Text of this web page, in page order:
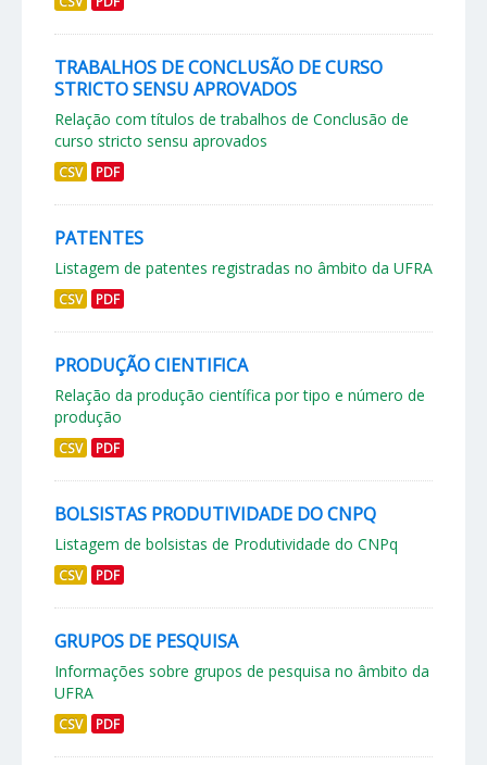
TRABALHOS DE CONCLUSÃO DE CURSO
STRICTO SENSU APROVADOS
Relação com títulos de trabalhos de Conclusão de
curso stricto sensu aprovados
CSV PDF
PATENTES
Listagem de patentes registradas no âmbito da UFRA
CSV PDF
PRODUÇÃO CIENTIFICA
Relação da produção científica por tipo e número de
produção
CSV PDF
BOLSISTAS PRODUTIVIDADE DO CNPQ
Listagem de bolsistas de Produtividade do CNPq
CSV PDF
GRUPOS DE PESQUISA
Informações sobre grupos de pesquisa no âmbito da
UFRA
CSV PDF